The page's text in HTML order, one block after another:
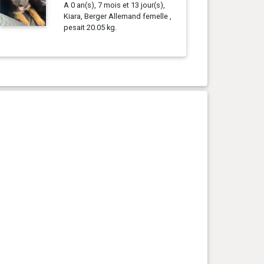
A 0 an(s), 7 mois et 13 jour(s),
Kiara, Berger Allemand femelle ,
pesait 20.05 kg.